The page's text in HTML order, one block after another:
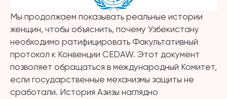
Мы продолжаем показывать реальные истории
женщин, чтобы объяснить, почему Узбекистану
необходимо ратифицировать Факультативный
протокол к Конвенции CEDAW. Этот документ
позволяет обращаться в международный Комитет,
если государственные механизмы защиты не
сработали. История Азизы наглядно